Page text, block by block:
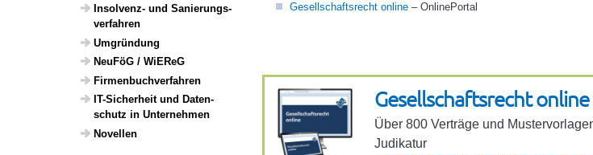
Insol­venz- und Sanie­rungs­
ver­fahren
Umgrün­dung
NeuFöG / WiEReG
Firmen­buch­ver­fahren
IT-Sicher­heit und Daten­
schutz in Unter­nehmen
Novellen
Gesellschaftsrecht online – OnlinePortal
Gesell­schafts­recht online
Über 800 Verträge und
Judi­katur